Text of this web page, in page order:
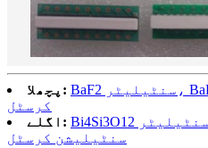
پچھلا: BaF2 سنٹیلیٹر، BaF2 کرسٹل، BaF2 سنٹیلیشن
کرسٹل
اگلے: Bi4Si3O12 سنٹیلیٹر، BSO کرسٹل، BSO
سنٹیلیشن کرسٹل